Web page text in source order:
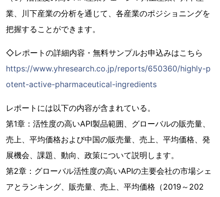
業、川下産業の分析を通じて、各産業のポジショニングを
把握することができます。
◇レポートの詳細内容・無料サンプルお申込みはこちら
https://www.yhresearch.co.jp/reports/650360/highly-p
otent-active-pharmaceutical-ingredients
レポートには以下の内容が含まれている。
第1章：活性度の高いAPI製品範囲、グローバルの販売量、
売上、平均価格および中国の販売量、売上、平均価格、発
展機会、課題、動向、政策について説明します。
第2章：グローバル活性度の高いAPIの主要会社の市場シェ
アとランキング、販売量、売上、平均価格（2019～202